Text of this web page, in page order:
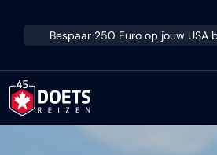
Bespaar 250 Euro op jouw USA